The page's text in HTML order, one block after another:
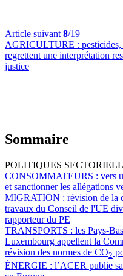
Article suivant 8/19
AGRICULTURE :
regrettent une interprétation
justice
Sommaire
POLITIQUES
CONSOMMATEURS : vers
et sanctionner les allégations
MIGRATION : révision de la
travaux du Conseil de l'UE
rapporteur du PE
TRANSPORTS : les Pays-
Luxembourg appellent la
révision des normes de CO2
ÉNERGIE : l’ACER publie